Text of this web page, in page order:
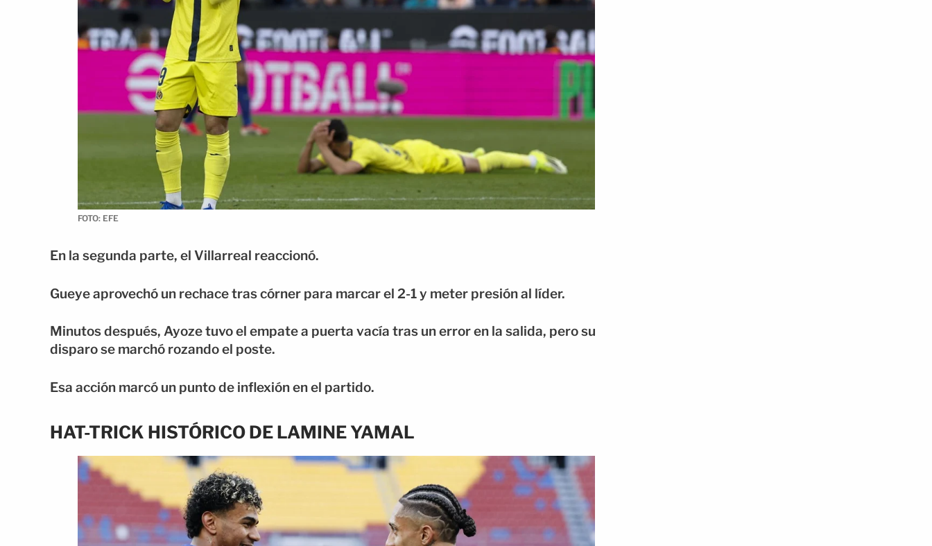
FOTO: EFE
En la segunda parte, el Villarreal reaccionó.
Gueye aprovechó un rechace tras córner para marcar el 2-1 y meter presión al líder.
Minutos después, Ayoze tuvo el empate a puerta vacía tras un error en la salida, pero su
disparo se marchó rozando el poste.
Esa acción marcó un punto de inflexión en el partido.
HAT-TRICK HISTÓRICO DE LAMINE YAMAL